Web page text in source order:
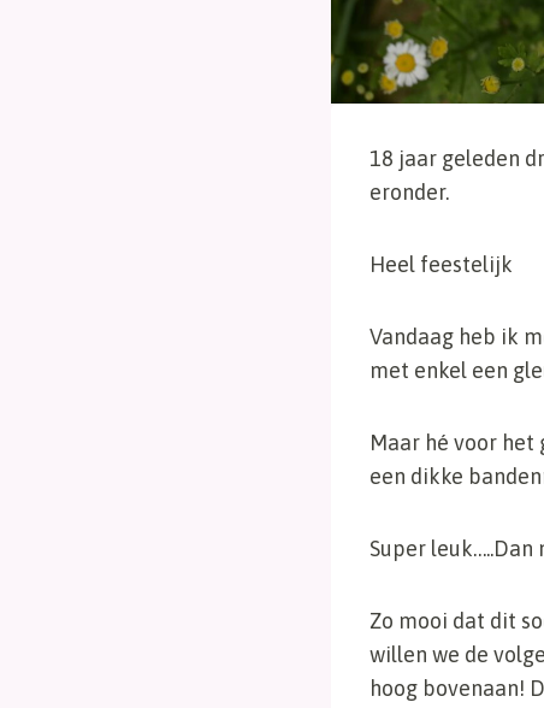
18 jaar geleden
eronder.
Heel feestelijk
Vandaag heb ik
met enkel een
Maar hé voor het
een dikke
Super
Zo mooi dat dit
willen we de
hoog bovenaan!